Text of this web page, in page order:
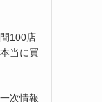
100店
当に買
次情報